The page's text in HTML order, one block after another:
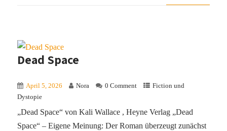
Dead Space
April 5, 2026 Nora 0 Comment
Fiction und
Dystopie
„Dead Space“ von Kali Wallace , Heyne Verlag „Dead
Space“ – Eigene Meinung: Der Roman überzeugt zunächst